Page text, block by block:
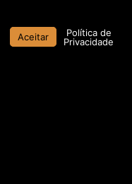
Aceitar
Política de
Privacidade